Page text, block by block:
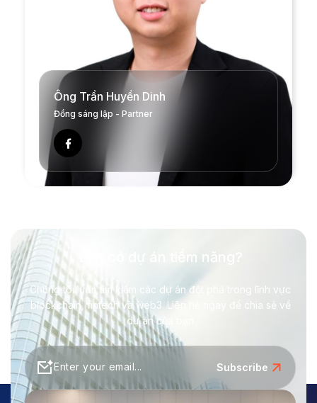
Ông Trần Huyền Dinh
Đồng sáng lập - Partner
Bạn có dự án tiềm năng?
Chúng tôi luôn tìm kiếm các dự án đột phá trong lĩnh vực
blockchain, fintech và web3. Liên hệ ngay để chia sẻ về
dự án của bạn
Subscribe